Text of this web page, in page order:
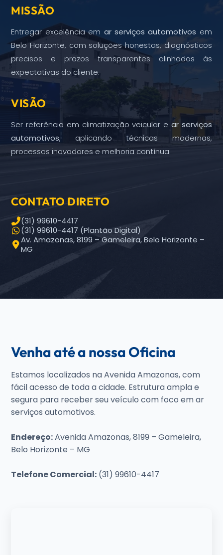
MISSÃO
Entregar excelência em ar serviços automotivos em
Belo Horizonte, com soluções honestas, diagnósticos
precisos e prazos transparentes alinhados às
expectativas do cliente.
VISÃO
Ser referência em climatização veicular e ar serviços
automotivos, aplicando técnicas modernas,
processos inovadores e melhoria contínua.
CONTATO DIRETO
(31) 99610-4417
(31) 99610-4417 (Plantão Digital)
Av. Amazonas, 8199 – Gameleira, Belo Horizonte –
MG
Venha até a nossa Oficina
Estamos localizados na Avenida Amazonas, com
fácil acesso de toda a cidade. Estrutura ampla e
segura para receber seu veículo com foco em ar
serviços automotivos.
Endereço:Avenida Amazonas, 8199 – Gameleira,
Belo Horizonte – MG
Telefone Comercial: (31) 99610-4417